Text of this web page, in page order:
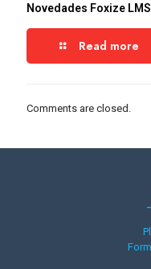
Novedades Foxize
Read more
Comments are closed.